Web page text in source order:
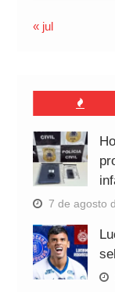
« jul
7 de agosto